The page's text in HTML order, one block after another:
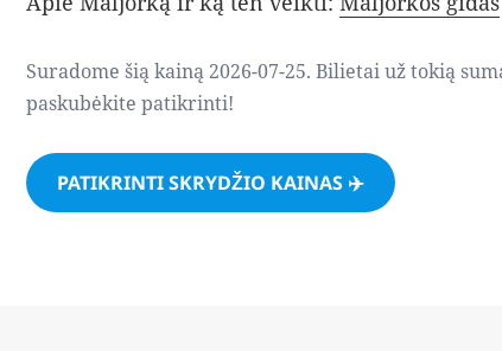
Suradome šią kainą 2026-07-25. Bilietai už tokią
paskubėkite patikrinti!
PATIKRINTI SKRYDŽIO KAINAS ✈️